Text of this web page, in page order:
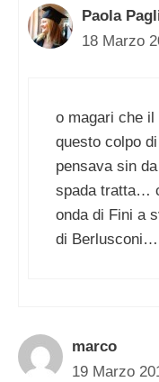
Paola
18 Marzo
o magari che
questo colpo
pensava sin
spada tratta…
onda di Fini a
di Berlusconi…
marco
19 Marzo